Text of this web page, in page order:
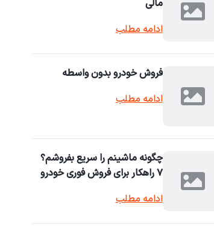
مالی
ادامه مطلب
فروش خودرو بدون واسطه
ادامه مطلب
چگونه ماشینم را سریع بفروشم؟
۷ راهکار برای فروش فوری خودرو
ادامه مطلب